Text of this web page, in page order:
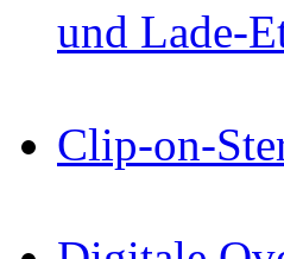
und Lade-
Clip-on-